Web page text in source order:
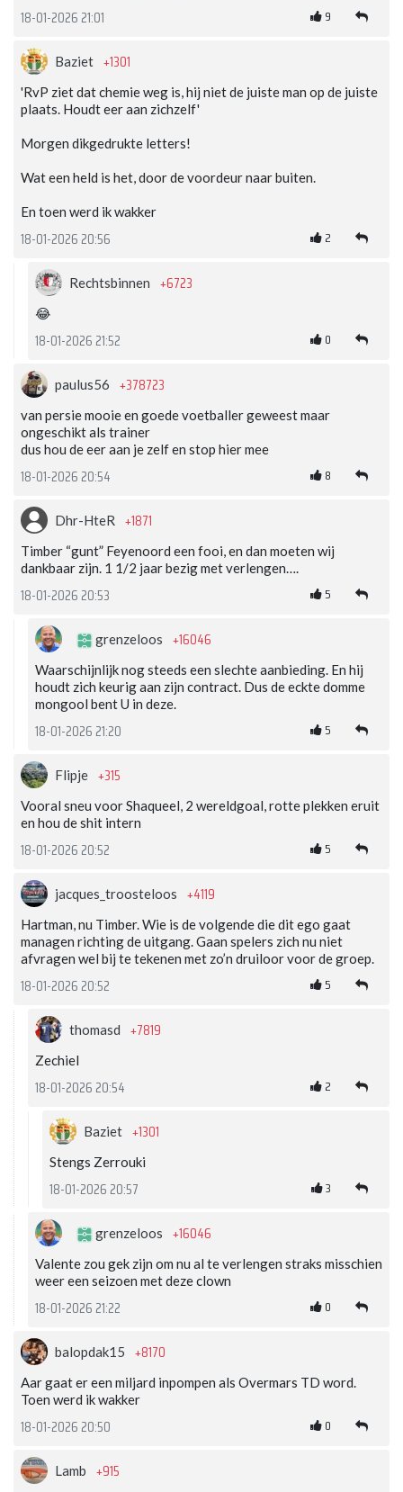
18-01-2026 21:01 9
Baziet +1301
'RvP ziet dat chemie weg is, hij niet de juiste man op de juiste
plaats. Houdt eer aan zichzelf'
Morgen dikgedrukte letters!
Wat een held is het, door de voordeur naar buiten.
En toen werd ik wakker
18-01-2026 20:56 2
Rechtsbinnen +6723
😂
18-01-2026 21:52 0
paulus56 +378723
van persie mooie en goede voetballer geweest maar
ongeschikt als trainer
dus hou de eer aan je zelf en stop hier mee
18-01-2026 20:54 8
Dhr-HteR +1871
Timber “gunt” Feyenoord een fooi, en dan moeten wij
dankbaar zijn. 1 1/2 jaar bezig met verlengen….
18-01-2026 20:53 5
grenzeloos +16046
Waarschijnlijk nog steeds een slechte aanbieding. En hij
houdt zich keurig aan zijn contract. Dus de eckte domme
mongool bent U in deze.
18-01-2026 21:20 5
Flipje +315
Vooral sneu voor Shaqueel, 2 wereldgoal, rotte plekken eruit
en hou de shit intern
18-01-2026 20:52 5
jacques_troosteloos +4119
Hartman, nu Timber. Wie is de volgende die dit ego gaat
managen richting de uitgang. Gaan spelers zich nu niet
afvragen wel bij te tekenen met zo’n druiloor voor de groep.
18-01-2026 20:52 5
thomasd +7819
Zechiel
18-01-2026 20:54 2
Baziet +1301
Stengs Zerrouki
18-01-2026 20:57 3
grenzeloos +16046
Valente zou gek zijn om nu al te verlengen straks misschien
weer een seizoen met deze clown
18-01-2026 21:22 0
balopdak15 +8170
Aar gaat er een miljard inpompen als Overmars TD word.
Toen werd ik wakker
18-01-2026 20:50 0
Lamb +915